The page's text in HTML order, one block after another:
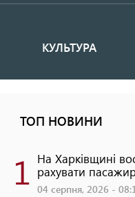
КУЛЬТУРА
ТОП НОВИНИ
1 На Харківщині
рахувати
04 серпня, 2026 -